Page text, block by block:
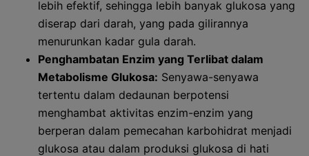
lebih efektif, sehingga lebih banyak glukosa yang
diserap dari darah, yang pada gilirannya
menurunkan kadar gula darah.
Penghambatan Enzim yang Terlibat dalam
Metabolisme Glukosa: Senyawa-senyawa
tertentu dalam dedaunan berpotensi
menghambat aktivitas enzim-enzim yang
berperan dalam pemecahan karbohidrat menjadi
glukosa atau dalam produksi glukosa di hati